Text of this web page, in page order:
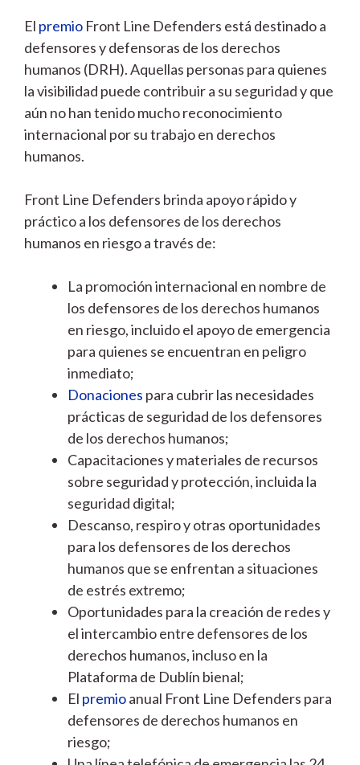
El premio Front Line Defenders está destinado a
defensores y defensoras de los derechos
humanos (DRH). Aquellas personas para quienes
la visibilidad puede contribuir a su seguridad y que
aún no han tenido mucho reconocimiento
internacional por su trabajo en derechos
humanos.
Front Line Defenders brinda apoyo rápido y
práctico a los defensores de los derechos
humanos en riesgo a través de:
La promoción internacional en nombre de
los defensores de los derechos humanos
en riesgo, incluido el apoyo de emergencia
para quienes se encuentran en peligro
inmediato;
Donaciones para cubrir las necesidades
prácticas de seguridad de los defensores
de los derechos humanos;
Capacitaciones y materiales de recursos
sobre seguridad y protección, incluida la
seguridad digital;
Descanso, respiro y otras oportunidades
para los defensores de los derechos
humanos que se enfrentan a situaciones
de estrés extremo;
Oportunidades para la creación de redes y
el intercambio entre defensores de los
derechos humanos, incluso en la
Plataforma de Dublín bienal;
El premioanual Front Line Defenders para
defensores de derechos humanos en
riesgo;